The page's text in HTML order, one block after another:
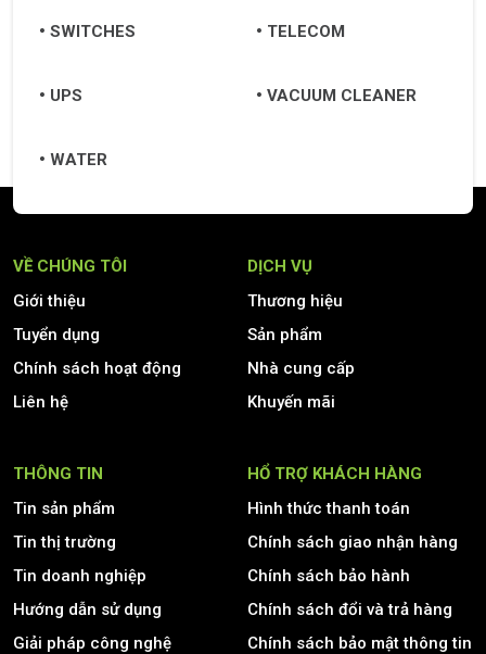
SWITCHES TELECOM
UPS VACUUM CLEANER
WATER
VỀ CHÚNG TÔI
Giới thiệu
Tuyển dụng
Chính sách hoạt động
Liên hệ
DỊCH VỤ
Thương hiệu
Sản phẩm
Nhà cung cấp
Khuyến mãi
THÔNG TIN
Tin sản phẩm
Tin thị trường
Tin doanh nghiệp
Hướng dẫn sử dụng
Giải pháp công nghệ
HỔ TRỢ KHÁCH HÀNG
Hình thức thanh toán
Chính sách giao nhận hàng
Chính sách bảo hành
Chính sách đổi và trả hàng
Chính sách bảo mật thông tin